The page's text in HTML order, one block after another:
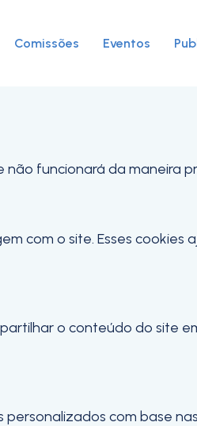
lhe oferecer uma boa
não funcionará da maneira
com o site. Esses
o conteúdo do site
com base
Comissões Eventos